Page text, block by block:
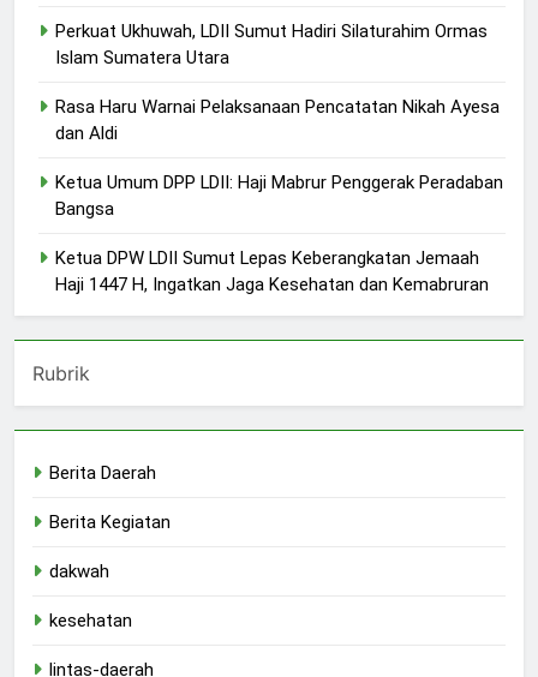
Perkuat Ukhuwah, LDII Sumut Hadiri Silaturahim Ormas
Islam Sumatera Utara
Rasa Haru Warnai Pelaksanaan Pencatatan Nikah Ayesa
dan Aldi
Ketua Umum DPP LDII: Haji Mabrur Penggerak Peradaban
Bangsa
Ketua DPW LDII Sumut Lepas Keberangkatan Jemaah
Haji 1447 H, Ingatkan Jaga Kesehatan dan Kemabruran
Rubrik
Berita Daerah
Berita Kegiatan
dakwah
kesehatan
lintas-daerah